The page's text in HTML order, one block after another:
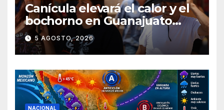
Canícula elevará el calor y el
bochorno en Guanajuato
durante agosto
5 AGOSTO, 2026
NACIONAL